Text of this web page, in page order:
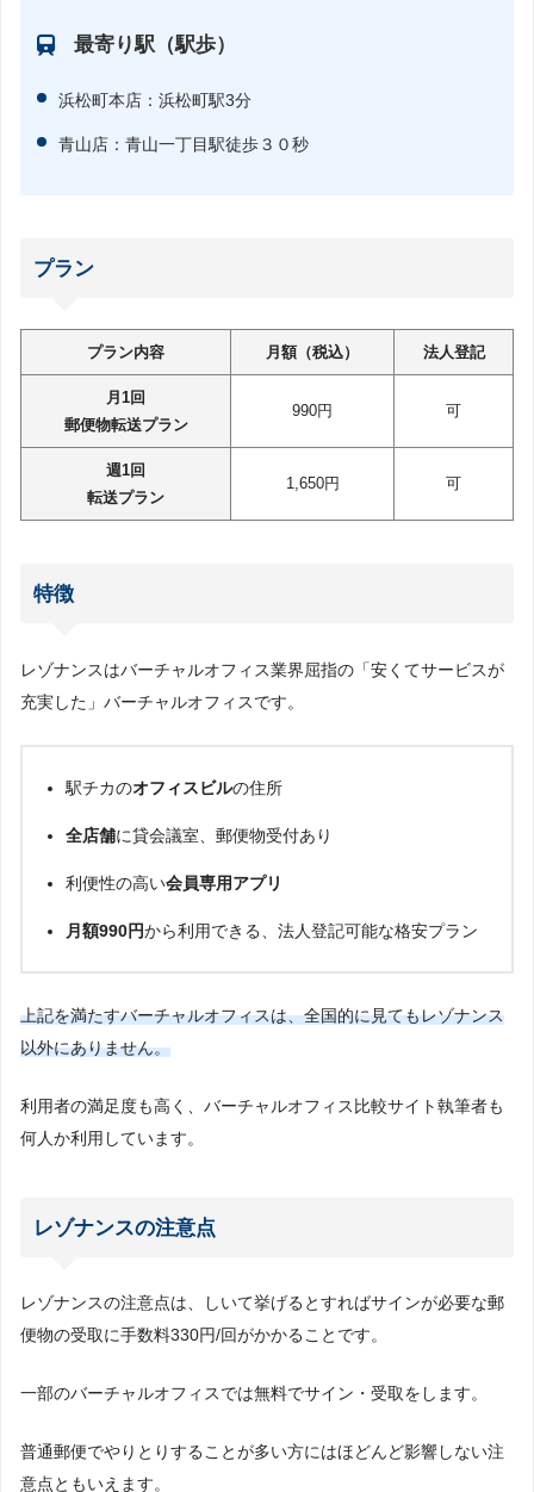
最寄り駅（駅歩）
浜松町本店：浜松町駅3分
青山店：青山一丁目駅徒歩３０秒
プラン
プラン内容 月額（税込） 法人登記
月1回
郵便物転送プラン
990円 可
週1回
転送プラン
1,650円 可
特徴
レゾナンスはバーチャルオフィス業界屈指の「安くてサービスが
充実した」バーチャルオフィスです。
駅チカのオフィスビルの住所
全店舗に貸会議室、郵便物受付あり
利便性の高い会員専用アプリ
月額990円から利用できる、法人登記可能な格安プラン
上記を満たすバーチャルオフィスは、全国的に見てもレゾナンス
以外にありません。
利用者の満足度も高く、バーチャルオフィス比較サイト執筆者も
何人か利用しています。
レゾナンスの注意点
レゾナンスの注意点は、しいて挙げるとすればサインが必要な郵
便物の受取に手数料330円/回がかかることです。
一部のバーチャルオフィスでは無料でサイン・受取をします。
普通郵便でやりとりすることが多い方にはほどんど影響しない注
意点ともいえます。